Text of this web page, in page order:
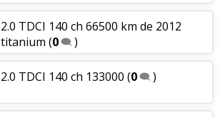
2.0 TDCI 140 ch 66500 km de 2012
titanium (0 )
2.0 TDCI 140 ch 133000 (0 )